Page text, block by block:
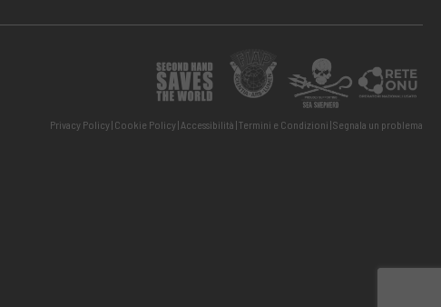
Privacy Policy Cookie Policy Accessibilità Termini e Condizioni Segnala un problema